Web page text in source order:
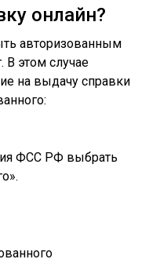
онлайн?
авторизованным
В этом случае
на выдачу справки
ФСС РФ выбрать